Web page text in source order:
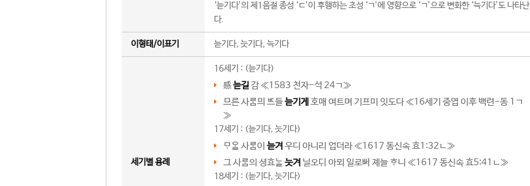
‘늗기다’의 제1음절 종성 ‘ㄷ’이 후행하는 초성 ‘ㄱ’에 영향으로 ‘ㄱ’으로 변화한 ‘늑기다’도 나타난
다.
이형태/이표기 늗기다, 늣기다, 늑기다
세기별 용례
16세기 : (늗기다)
感늗길 감 ≪1583 천자-석 24ㄱ≫
므른 사믜 들늗기게 호매 여트며 기프미 잇도다 ≪16세기 중엽 이후 백련-동 1ㄱ
≫
17세기 : (늗기다, 늣기다)
 사이 늗겨 우디 아니리 업더라 ≪1617 동신속 효1:32ㄴ≫
그 사의 셩효 늣겨 닐오 아뫼 일로 졔늘 니 ≪1617 동신속 효5:41ㄴ≫
18세기 : (늗기다, 늣기다)